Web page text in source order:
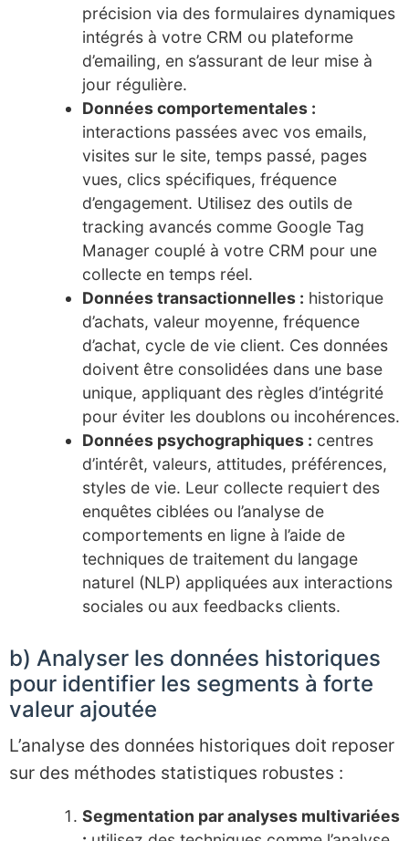
précision via des formulaires dynamiques
intégrés à votre CRM ou plateforme
d’emailing, en s’assurant de leur mise à
jour régulière.
Données comportementales :
interactions passées avec vos emails,
visites sur le site, temps passé, pages
vues, clics spécifiques, fréquence
d’engagement. Utilisez des outils de
tracking avancés comme Google Tag
Manager couplé à votre CRM pour une
collecte en temps réel.
Données transactionnelles : historique
d’achats, valeur moyenne, fréquence
d’achat, cycle de vie client. Ces données
doivent être consolidées dans une base
unique, appliquant des règles d’intégrité
pour éviter les doublons ou incohérences.
Données psychographiques : centres
d’intérêt, valeurs, attitudes, préférences,
styles de vie. Leur collecte requiert des
enquêtes ciblées ou l’analyse de
comportements en ligne à l’aide de
techniques de traitement du langage
naturel (NLP) appliquées aux interactions
sociales ou aux feedbacks clients.
b) Analyser les données historiques
pour identifier les segments à forte
valeur ajoutée
L’analyse des données historiques doit reposer
sur des méthodes statistiques robustes :
Segmentation par analyses multivariées